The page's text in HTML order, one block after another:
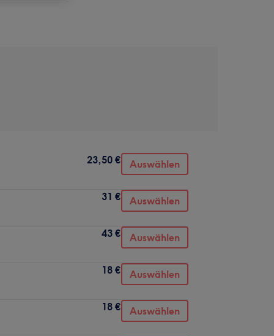
23,50 € Auswählen
31 € Auswählen
43 € Auswählen
18 € Auswählen
18 € Auswählen